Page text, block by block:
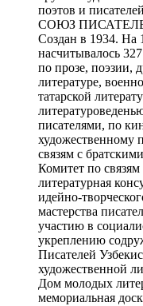
поэтов и
СОЮЗ
Создан в 1934. На
насчитывалось
по прозе, поэзии,
литературе,
татарской
писателями, по
художественному
связям с
Комитет по
литературная
идейно-
мастерства
участию в
укреплению
Писателей
художественной
Дом молодых
мемориальная